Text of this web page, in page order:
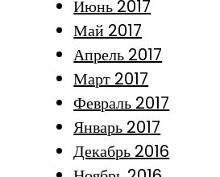
Июнь 2017
Май 2017
Апрель 2017
Март 2017
Февраль 2017
Январь 2017
Декабрь 2016